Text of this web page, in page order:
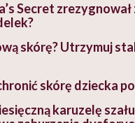
Secret
skórę? Utrzymuj
skórę dziecka
karuzelę